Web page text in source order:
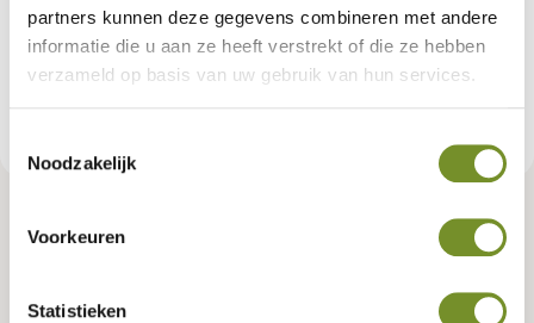
partners kunnen deze gegevens combineren met andere
informatie die u aan ze heeft verstrekt of die ze hebben
verzameld op basis van uw gebruik van hun services.
Noodzakelijk
Voorkeuren
Statistieken
Tuindeurkozijn + aanslagligger